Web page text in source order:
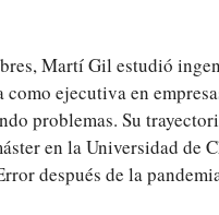
Martí Gil estudió
como ejecutiva en
problemas. Su
en la Universidad de
después de la